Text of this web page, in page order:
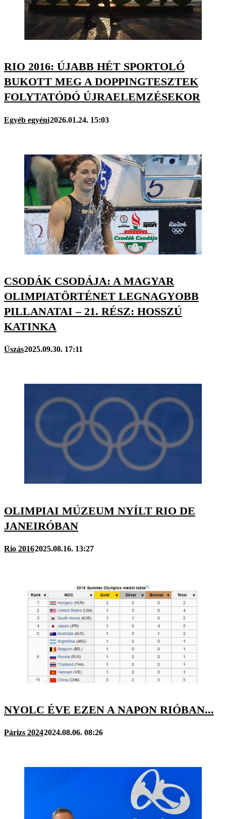
RIO 2016: ÚJABB HÉT SPORTOLÓ
BUKOTT MEG A DOPPINGTESZTEK
FOLYTATÓDÓ ÚJRAELEMZÉSEKOR
Egyéb egyéni2026.01.24. 15:03
CSODÁK CSODÁJA: A MAGYAR
OLIMPIATÖRTÉNET LEGNAGYOBB
PILLANATAI – 21. RÉSZ: HOSSZÚ
KATINKA
Úszás2025.09.30. 17:11
OLIMPIAI MÚZEUM NYÍLT RIO DE
JANEIRÓBAN
Rio 20162025.08.16. 13:27
NYOLC ÉVE EZEN A NAPON RIÓBAN...
Párizs 20242024.08.06. 08:26